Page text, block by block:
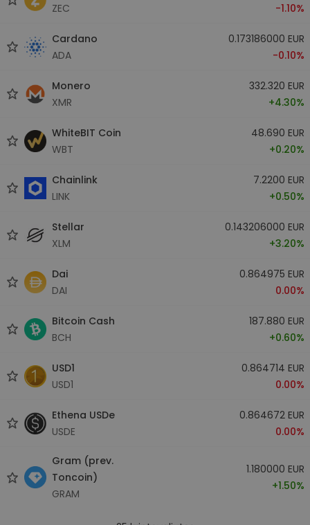
ZEC
-1.10%
Cardano
ADA
0.173186000 EUR
-0.10%
Monero
XMR
332.320 EUR
+4.30%
WhiteBIT Coin
WBT
48.690 EUR
+0.20%
Chainlink
LINK
7.2200 EUR
+0.50%
Stellar
XLM
0.143206000 EUR
+3.20%
Dai
DAI
0.864975 EUR
0.00%
Bitcoin Cash
BCH
187.880 EUR
+0.60%
USD1
USD1
0.864714 EUR
0.00%
Ethena USDe
USDE
0.864672 EUR
0.00%
Gram (prev.
Toncoin)
GRAM
1.180000 EUR
+1.50%